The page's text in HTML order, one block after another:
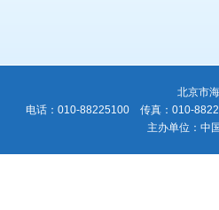
北京市
电话：010-88225100 传真：010-
主办单位：中